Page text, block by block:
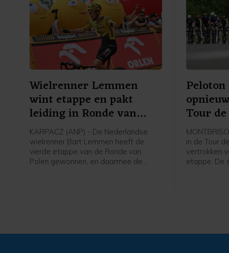
Wielrenner Lemmen
wint etappe en pakt
leiding in Ronde van
Polen
KARPACZ (ANP) - De Nederlandse
wielrenner Bart Lemmen heeft de
vierde etappe van de Ronde van
Polen gewonnen, en daarmee de
Tour
in de Tour
vertrokken
etappe. De